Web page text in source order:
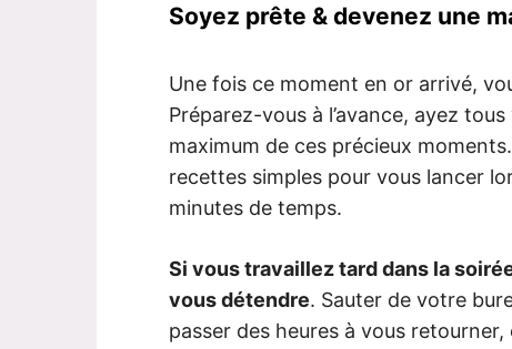
Soyez prête & devenez une
Une fois ce moment en or arrivé,
Préparez-vous à l’avance, ayez
maximum de ces précieux
recettes simples pour vous lancer
minutes de temps.
Si vous travaillez tard dans la
vous détendre. Sauter de votre
passer des heures à vous